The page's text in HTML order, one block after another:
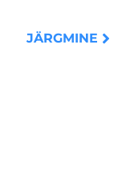
JÄRGMINE